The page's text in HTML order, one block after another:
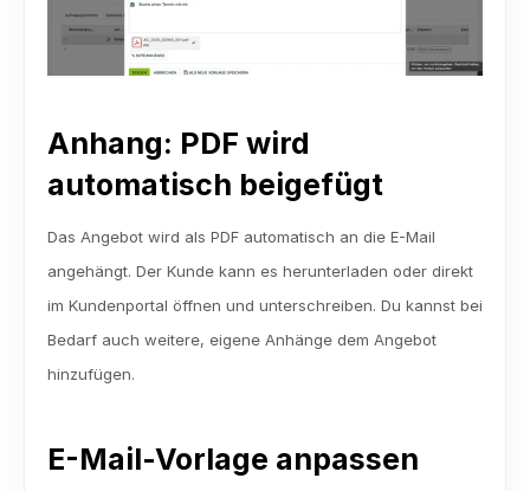
Anhang: PDF wird
automatisch beigefügt
Das Angebot wird als PDF automatisch an die E-Mail
angehängt. Der Kunde kann es herunterladen oder direkt
im Kundenportal öffnen und unterschreiben. Du kannst bei
Bedarf auch weitere, eigene Anhänge dem Angebot
hinzufügen.
E-Mail-Vorlage anpassen